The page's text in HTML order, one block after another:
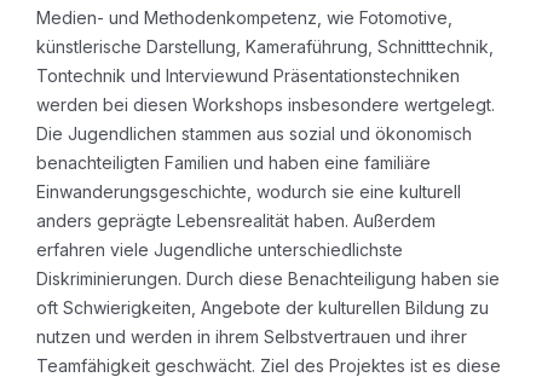
Medien- und Methodenkompetenz, wie Fotomotive,
künstlerische Darstellung, Kameraführung, Schnitttechnik,
Tontechnik und Interviewund Präsentationstechniken
werden bei diesen Workshops insbesondere wertgelegt.
Die Jugendlichen stammen aus sozial und ökonomisch
benachteiligten Familien und haben eine familiäre
Einwanderungsgeschichte, wodurch sie eine kulturell
anders geprägte Lebensrealität haben. Außerdem
erfahren viele Jugendliche unterschiedlichste
Diskriminierungen. Durch diese Benachteiligung haben sie
oft Schwierigkeiten, Angebote der kulturellen Bildung zu
nutzen und werden in ihrem Selbstvertrauen und ihrer
Teamfähigkeit geschwächt. Ziel des Projektes ist es diese